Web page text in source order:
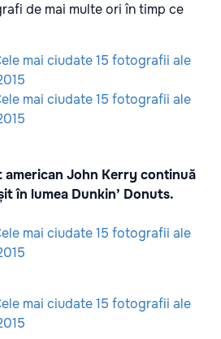
de mai multe ori în timp ce
american John Kerry continuă
în lumea Dunkin’ Donuts.